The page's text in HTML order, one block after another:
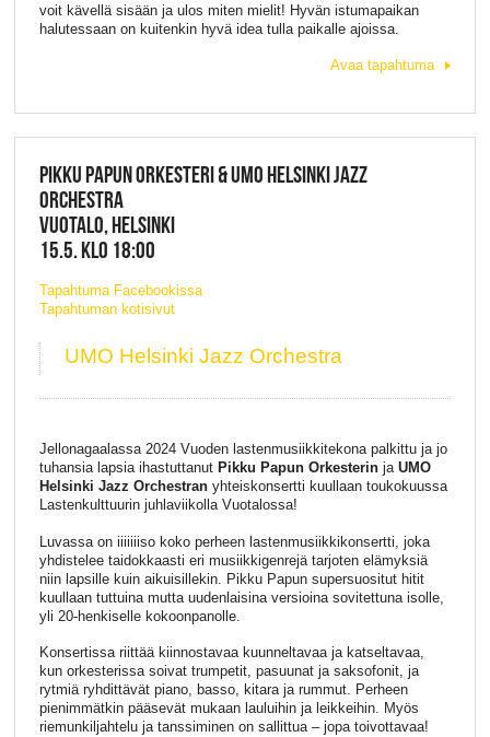
voit kävellä sisään ja ulos miten mielit! Hyvän istumapaikan
halutessaan on kuitenkin hyvä idea tulla paikalle ajoissa.
Avaa tapahtuma
PIKKU PAPUN ORKESTERI & UMO HELSINKI JAZZ
ORCHESTRA
VUOTALO, HELSINKI
15.5. KLO 18:00
Tapahtuma Facebookissa
Tapahtuman kotisivut
UMO Helsinki Jazz Orchestra
Jellonagaalassa 2024 Vuoden lastenmusiikkitekona palkittu ja jo
tuhansia lapsia ihastuttanut Pikku Papun Orkesterin jaUMO
Helsinki Jazz Orchestranyhteiskonsertti kuullaan toukokuussa
Lastenkulttuurin juhlaviikolla Vuotalossa!
Luvassa on iiiiiiiso koko perheen lastenmusiikkikonsertti, joka
yhdistelee taidokkaasti eri musiikkigenrejä tarjoten elämyksiä
niin lapsille kuin aikuisillekin. Pikku Papun supersuositut hitit
kuullaan tuttuina mutta uudenlaisina versioina sovitettuna isolle,
yli 20-henkiselle kokoonpanolle.
Konsertissa riittää kiinnostavaa kuunneltavaa ja katseltavaa,
kun orkesterissa soivat trumpetit, pasuunat ja saksofonit, ja
rytmiä ryhdittävät piano, basso, kitara ja rummut. Perheen
pienimmätkin pääsevät mukaan lauluihin ja leikkeihin. Myös
riemunkiljahtelu ja tanssiminen on sallittua – jopa toivottavaa!